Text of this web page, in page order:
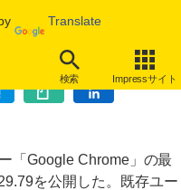
Translate
検索 Impressサイト
アップデート
「Google Chrome」の最
を公開した。既存ユー